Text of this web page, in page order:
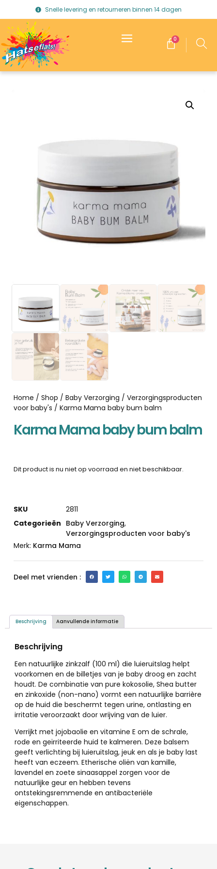
Snelle levering en retourneren binnen 14 dagen
0
Home / Shop / Baby Verzorging / Verzorgingsproducten
voor baby's / Karma Mama baby bum balm
Karma Mama baby bum balm
Dit product is nu niet op voorraad en niet beschikbaar.
SKU
2811
Categorieën Baby Verzorging,
Verzorgingsproducten voor baby's
Merk: Karma Mama
Deel met vrienden :
Beschrijving Aanvullende informatie
Beschrijving
Een natuurlijke zinkzalf (100 ml) die luieruitslag helpt
voorkomen en de billetjes van je baby droog en zacht
houdt. De combinatie van pure kokosolie, Shea butter
en zinkoxide (non-nano) vormt een natuurlijke barrière
op de huid die beschermt tegen urine, ontlasting en
irritatie veroorzaakt door wrijving van de luier.
Verrijkt met jojobaolie en vitamine E om de schrale,
rode en geïrriteerde huid te kalmeren. Deze balsem
geeft verlichting bij luieruitslag, jeuk en als je baby last
heeft van eczeem. Etherische oliën van kamille,
lavendel en zoete sinaasappel zorgen voor de
natuurlijke geur en hebben tevens
ontstekingsremmende en antibacteriële
eigenschappen.